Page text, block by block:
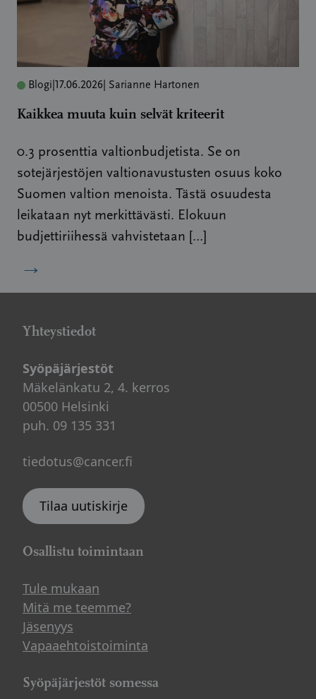
Blogi 17.06.2026 | Sarianne Hartonen
Kaikkea muuta kuin selvät kriteerit
0.3 prosenttia valtionbudjetista. Se on
sotejärjestöjen valtionavustusten osuus koko
Suomen valtion menoista. Tästä osuudesta
leikataan nyt merkittävästi. Elokuun
budjettiriihessä vahvistetaan […]
→
Yhteystiedot
Syöpäjärjestöt
Mäkelänkatu 2, 4. kerros
00500 Helsinki
puh. 09 135 331
tiedotus@cancer.fi
Tilaa uutiskirje
Osallistu toimintaan
Tule mukaan
Mitä me teemme?
Jäsenyys
Vapaaehtoistoiminta
Syöpäjärjestöt somessa